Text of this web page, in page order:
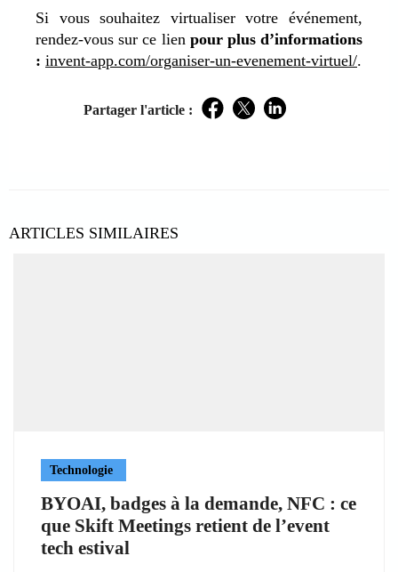
Si vous souhaitez virtualiser votre événement,
rendez-vous sur ce lien pour plus d’informations
: invent-app.com/organiser-un-evenement-virtuel/.
Partager l'article : Facebook
TwitterLinkedIn
ARTICLES SIMILAIRES
Technologie
BYOAI, badges à la demande, NFC : ce
que Skift Meetings retient de l’event
tech estival